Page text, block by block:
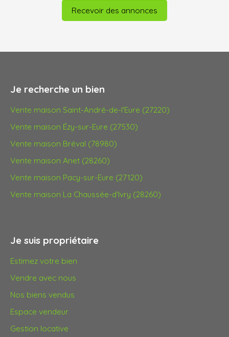
Recevoir des annonces
Je recherche un bien
Vente maison Saint-André-de-l'Eure (27220)
Vente maison Ézy-sur-Eure (27530)
Vente maison Bréval (78980)
Vente maison Anet (28260)
Vente maison Pacy-sur-Eure (27120)
Vente maison La Chaussée-d'Ivry (28260)
Je suis propriétaire
Estimez votre bien
Vendre avec nous
Nos biens vendus
Espace vendeur
Gestion locative